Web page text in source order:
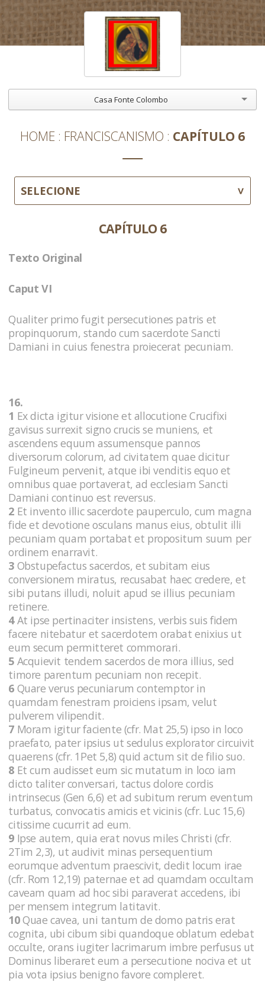
Casa Fonte Colombo
HOME FRANCISCANISMO CAPÍTULO 6
SELECIONE
CAPÍTULO 6
Texto Original
Caput VI
Qualiter primo fugit persecutiones patris et
propinquorum, stando cum sacerdote Sancti
Damiani in cuius fenestra proiecerat pecuniam.
16.
1 Ex dicta igitur visione et allocutione Crucifixi
gavisus surrexit signo crucis se muniens, et
ascendens equum assumensque pannos
diversorum colorum, ad civitatem quae dicitur
Fulgineum pervenit, atque ibi venditis equo et
omnibus quae portaverat, ad ecclesiam Sancti
Damiani continuo est reversus.
2 Et invento illic sacerdote pauperculo, cum magna
fide et devotione osculans manus eius, obtulit illi
pecuniam quam portabat et propositum suum per
ordinem enarravit.
3 Obstupefactus sacerdos, et subitam eius
conversionem miratus, recusabat haec credere, et
sibi putans illudi, noluit apud se illius pecuniam
retinere.
4At ipse pertinaciter insistens, verbis suis fidem
facere nitebatur et sacerdotem orabat enixius ut
eum secum permitteret commorari.
5 Acquievit tendem sacerdos de mora illius, sed
timore parentum pecuniam non recepit.
6 Quare verus pecuniarum contemptor in
quamdam fenestram proiciens ipsam, velut
pulverem vilipendit.
7 Moram igitur faciente (cfr. Mat 25,5) ipso in loco
praefato, pater ipsius ut sedulus explorator circuivit
quaerens (cfr. 1Pet 5,8) quid actum sit de filio suo.
8 Et cum audisset eum sic mutatum in loco iam
dicto taliter conversari, tactus dolore cordis
intrinsecus (Gen 6,6) et ad subitum rerum eventum
turbatus, convocatis amicis et vicinis (cfr. Luc 15,6)
citissime cucurrit ad eum.
9 Ipse autem, quia erat novus miles Christi (cfr.
2Tim 2,3), ut audivit minas persequentium
eorumque adventum praescivit, dedit locum irae
(cfr. Rom 12,19) paternae et ad quamdam occultam
caveam quam ad hoc sibi paraverat accedens, ibi
per mensem integrum latitavit.
10Quae cavea, uni tantum de domo patris erat
cognita, ubi cibum sibi quandoque oblatum edebat
occulte, orans iugiter lacrimarum imbre perfusus ut
Dominus liberaret eum a persecutione nociva et ut
pia vota ipsius benigno favore compleret.